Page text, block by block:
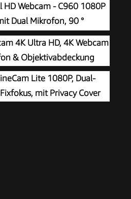
HD Webcam - C960 1080P
Dual Mikrofon, 90 °
Kamera mit Automatische
Play, für Linux, Win10, Mac
zum Konferenz
4K Ultra HD, 4K Webcam
& Objektivabdeckung
Lite 1080P, Dual-
mit Privacy Cover